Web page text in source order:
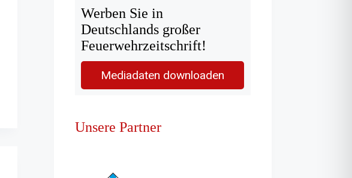
Werben Sie in
Deutschlands großer
Feuerwehrzeitschrift!
Mediadaten downloaden
Unsere Partner